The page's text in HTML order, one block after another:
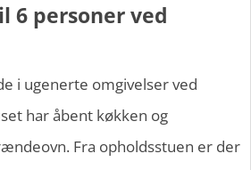
6 personer ved
i ugenerte omgivelser ved
har åbent køkken og
Fra opholdsstuen er der